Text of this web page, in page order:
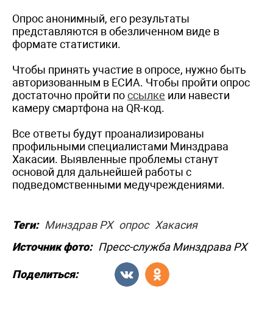
Опрос анонимный, его результаты
представляются в обезличенном виде в
формате статистики.
Чтобы принять участие в опросе, нужно быть
авторизованным в ЕСИА. Чтобы пройти опрос
достаточно пройти поссылке или навести
камеру смартфона на QR-код.
Все ответы будут проанализированы
профильными специалистами Минздрава
Хакасии. Выявленные проблемы станут
основой для дальнейшей работы с
подведомственными медучреждениями.
Теги: Минздрав РХ опрос Хакасия
Источник фото: Пресс-служба Минздрава РХ
Поделиться: